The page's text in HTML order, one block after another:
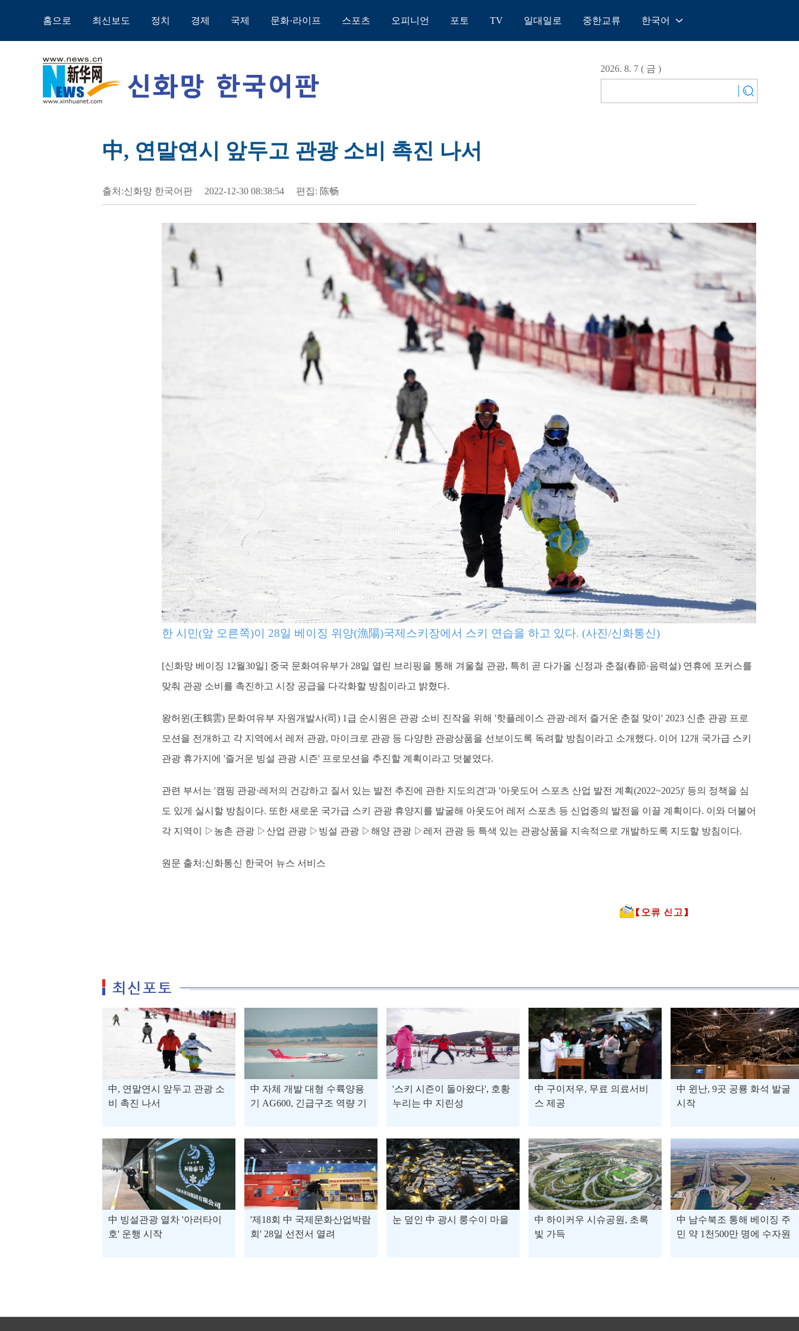
홈으로 최신보도 정치 경제 국제 문화·라이프 스포츠 오피니언 포토 TV 일대일로 중한교류 한국어
English
Español
2026. 8. 7 ( 금 )
中, 연말연시 앞두고 관광 소비 촉진 나서
출처:신화망 한국어판 2022-12-30 08:38:54 편집: 陈畅
한 시민(앞 오른쪽)이 28일 베이징 위양(漁陽)국제스키장에서 스키 연습을 하고 있다. (사진/신화통신)
[신화망 베이징 12월30일] 중국 문화여유부가 28일 열린 브리핑을 통해 겨울철 관광, 특히 곧 다가올 신정과 춘절(春節·음력설) 연휴에 포커스를
맞춰 관광 소비를 촉진하고 시장 공급을 다각화할 방침이라고 밝혔다.
왕허윈(王鶴雲) 문화여유부 자원개발사(司) 1급 순시원은 관광 소비 진작을 위해 '핫플레이스 관광·레저 즐거운 춘절 맞이' 2023 신춘 관광 프로
모션을 전개하고 각 지역에서 레저 관광, 마이크로 관광 등 다양한 관광상품을 선보이도록 독려할 방침이라고 소개했다. 이어 12개 국가급 스키
관광 휴가지에 '즐거운 빙설 관광 시즌' 프로모션을 추진할 계획이라고 덧붙였다.
관련 부서는 '캠핑 관광·레저의 건강하고 질서 있는 발전 추진에 관한 지도의견'과 '아웃도어 스포츠 산업 발전 계획(2022~2025)' 등의 정책을 심
도 있게 실시할 방침이다. 또한 새로운 국가급 스키 관광 휴양지를 발굴해 아웃도어 레저 스포츠 등 신업종의 발전을 이끌 계획이다. 이와 더불어
각 지역이 ▷농촌 관광 ▷산업 관광 ▷빙설 관광 ▷해양 관광 ▷레저 관광 등 특색 있는 관광상품을 지속적으로 개발하도록 지도할 방침이다.
원문 출처:신화통신 한국어 뉴스 서비스
中, 연말연시 앞두고 관광 소
비 촉진 나서
中 자체 개발 대형 수륙양용
기 AG600, 긴급구조 역량 기
'스키 시즌이 돌아왔다', 호황
누리는 中 지린성
中 구이저우, 무료 의료서비
스 제공
中 윈난, 9곳 공룡 화석 발굴
시작
中 빙설관광 열차 '아러타이
호' 운행 시작
'제18회 中 국제문화산업박람
회' 28일 선전서 열려
눈 덮인 中 광시 룽수이 마을
中 하이커우 시슈공원, 초록
빛 가득
中 남수북조 통해 베이징 주
민 약 1천500만 명에 수자원